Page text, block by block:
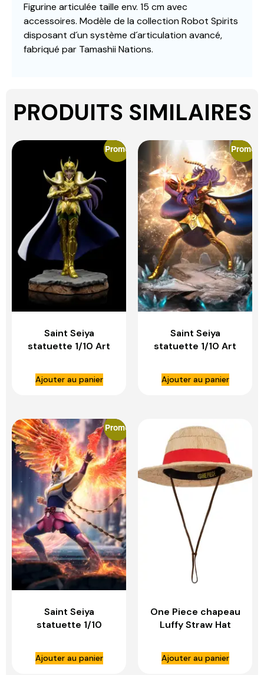
Figurine articulée taille env. 15 cm avec
accessoires. Modèle de la collection Robot Spirits
disposant d´un système d´articulation avancé,
fabriqué par Tamashii Nations.
PRODUITS SIMILAIRES
Promo
Saint Seiya
statuette 1/10 Art
IRON STUDIOS
Ajouter au panier
Promo
Saint Seiya
statuette 1/10 Art
– IRON STUDIOS
Ajouter au panier
Promo
Saint Seiya
statuette 1/10
Phoenix Ikki – IRON
STUDIOS
Ajouter au panier
One Piece chapeau
Luffy Straw Hat
CINEREPLICAS
Ajouter au panier